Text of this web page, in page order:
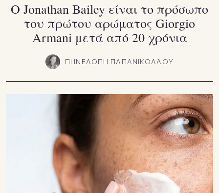
Ο Jonathan Bailey είναι το πρόσωπο
του πρώτου αρώματος Giorgio
Armani μετά από 20 χρόνια
ΠΗΝΕΛΟΠΗ ΠΑΠΑΝΙΚΟΛΑΟΥ